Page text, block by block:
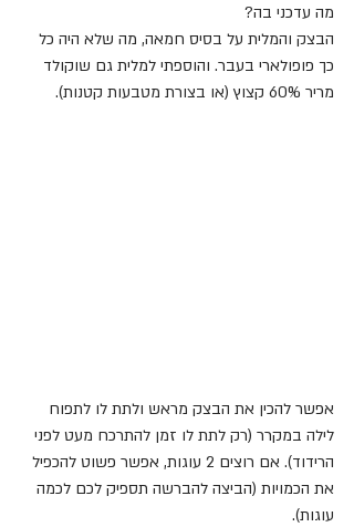
מה עדכני בה?
הבצק והמלית על בסיס חמאה, מה שלא היה כל
כך פופולארי בעבר. והוספתי למלית גם שוקולד
מריר 60% קצוץ (או בצורת מטבעות קטנות).
אפשר להכין את הבצק מראש ולתת לו לתפוח
לילה במקרר (רק לתת לו זמן להתרכח מעט לפני
הרידוד). אם רוצים 2 עוגות, אפשר פשוט להכפיל
את הכמויות (הביצה להברשה תספיק לכם לכמה
עוגות).